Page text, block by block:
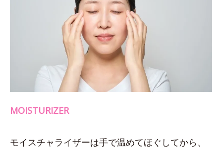
MOISTURIZER
モイスチャライザーは手で温めてほぐしてから、